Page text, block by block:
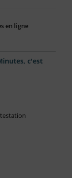
en ligne
c'est